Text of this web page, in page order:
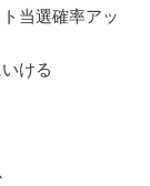
当選確率アッ
ける